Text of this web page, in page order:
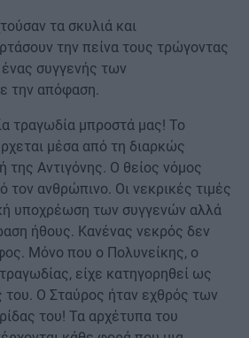
τα σκυλιά και
την πείνα τους τρώγοντας
συγγενής των
την απόφαση.
τραγωδία μπροστά μας! Το
μέσα από τη διαρκώς
Αντιγόνης. Ο θείος νόμος
τον ανθρώπινο. Οι νεκρικές τιμές
υποχρέωση των συγγενών αλλά
ήθους. Κανένας νεκρός δεν
Μόνο που ο Πολυνείκης, ο
είχε κατηγορηθεί ως
του. Ο Σταύρος ήταν εχθρός των
του! Τα αρχέτυπα του